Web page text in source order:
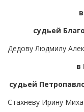
судьей
Дедову Людмилу
в
судьей
Стахневу Ирину